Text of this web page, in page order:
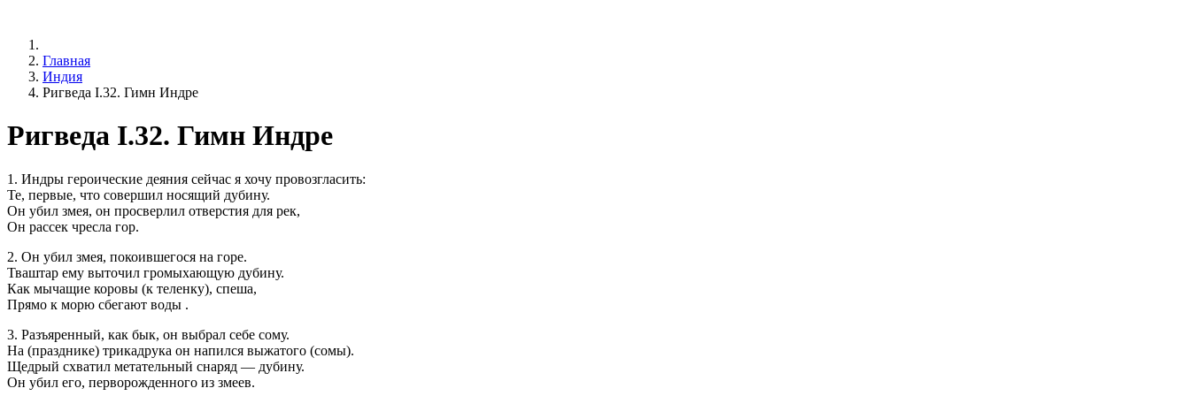
Главная
Индия
Ригведа I.32. Гимн Индре
Ригведа I.32. Гимн Индре
1. Индры героические деяния сейчас я хочу провозгласить:
Те, первые, что совершил носящий дубину.
Он убил змея, он просверлил отверстия для рек,
Он рассек чресла гор.
2. Он убил змея, покоившегося на горе.
Тваштар ему выточил громыхающую дубину.
Как мычащие коровы (к теленку), спеша,
Прямо к морю сбегают воды .
3. Разъяренный, как бык, он выбрал себе сому.
На (празднике) трикадрука он напился выжатого (сомы).
Щедрый схватил метательный снаряд — дубину.
Он убил его, перворожденного из змеев.